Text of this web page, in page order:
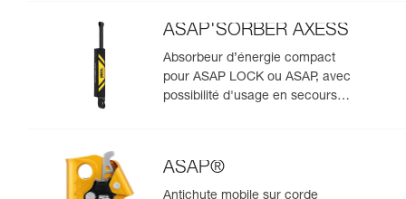
ASAP'SORBER AXESS
Absorbeur d’énergie compact
pour ASAP LOCK ou ASAP, avec
possibilité d'usage en secours
ASAP®
Antichute mobile sur corde